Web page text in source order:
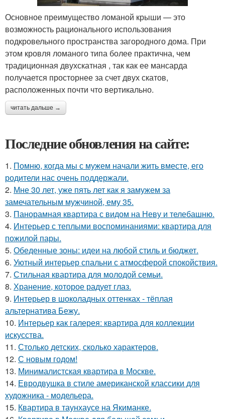
Основное преимущество ломаной крыши — это
возможность рационального использования
подкровельного пространства загородного дома. При
этом кровля ломаного типа более практична, чем
традиционная двухскатная , так как ее мансарда
получается просторнее за счет двух скатов,
расположенных почти что вертикально.
читать дальше →
Последние обновления на сайте:
1. Помню, когда мы с мужем начали жить вместе, его
родители нас очень поддержали.
2. Мне 30 лет, уже пять лет как я замужем за
замечательным мужчиной, ему 35.
3. Панорамная квартира с видом на Неву и телебашню.
4. Интерьер с теплыми воспоминаниями: квартира для
пожилой пары.
5. Обеденные зоны: идеи на любой стиль и бюджет.
6. Уютный интерьер спальни с атмосферой спокойствия.
7. Стильная квартира для молодой семьи.
8. Хранение, которое радует глаз.
9. Интерьер в шоколадных оттенках - тёплая
альтернатива Бежу.
10. Интерьер как галерея: квартира для коллекции
искусства.
11. Столько детских, сколько характеров.
12. С новым годом!
13. Минималистская квартира в Москве.
14. Евродвушка в стиле американской классики для
художника - модельера.
15. Квартира в таунхаусе на Якиманке.